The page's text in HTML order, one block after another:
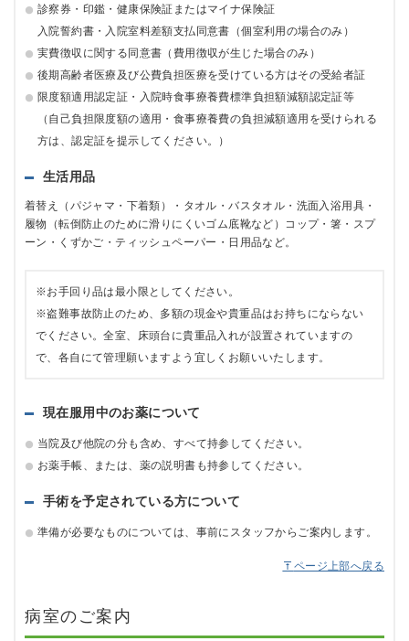
診察券・印鑑・健康保険証またはマイナ保険証
入院誓約書・入院室料差額支払同意書（個室利用の場合のみ）
実費徴収に関する同意書（費用徴収が生じた場合のみ）
後期高齢者医療及び公費負担医療を受けている方はその受給者証
限度額適用認定証・入院時食事療養費標準負担額減額認定証等
（自己負担限度額の適用・食事療養費の負担減額適用を受けられる
方は、認定証を提示してください。）
生活用品
着替え（パジャマ・下着類）・タオル・バスタオル・洗面入浴用具・
履物（転倒防止のために滑りにくいゴム底靴など）コップ・箸・スプ
ーン・くずかご・ティッシュペーパー・日用品など。
※お手回り品は最小限としてください。
※盗難事故防止のため、多額の現金や貴重品はお持ちにならない
でください。全室、床頭台に貴重品入れが設置されていますの
で、各自にて管理願いますよう宜しくお願いいたします。
現在服用中のお薬について
当院及び他院の分も含め、すべて持参してください。
お薬手帳、または、薬の説明書も持参してください。
手術を予定されている方について
準備が必要なものについては、事前にスタッフからご案内します。
ページ上部へ戻る
病室のご案内